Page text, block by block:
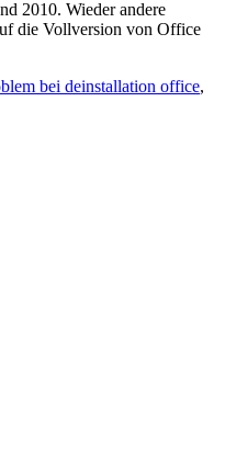
2010. Wieder andere
die Vollversion von Office
bei deinstallation office,